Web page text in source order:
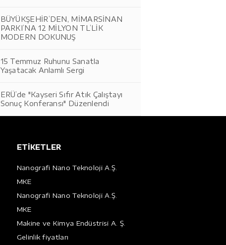
BÜYÜKŞEHİR’DEN, MİMARSİNAN
PARKI’NA 12 MİLYON TL’LİK
MODERN DOKUNUŞ
15 Temmuz Ruhunu Sanatla
Yaşatacak Anlamlı Sergi
ERÜ’de "Kayseri Sıfır Atık Çalıştayı
Sonuç Konferansı" Düzenlendi
ETİKETLER
Nanografi Nano Teknoloji A.Ş.
MKE
Nanografi Nano Teknoloji A.Ş.
MKE
Makine ve Kimya Endüstrisi A. Ş.
Gelinlik fiyatları